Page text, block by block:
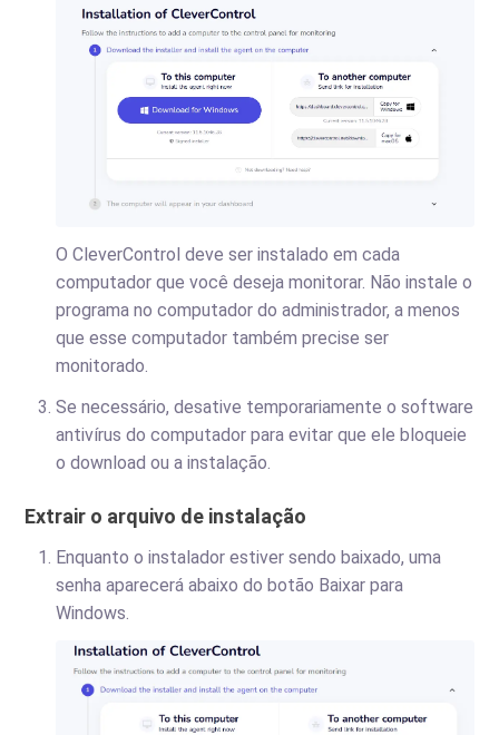
O CleverControl deve ser instalado em cada
computador que você deseja monitorar. Não instale o
programa no computador do administrador, a menos
que esse computador também precise ser
monitorado.
Se necessário, desative temporariamente o software
antivírus do computador para evitar que ele bloqueie
o download ou a instalação.
Extrair o arquivo de instalação
Enquanto o instalador estiver sendo baixado, uma
senha aparecerá abaixo do botão Baixar para
Windows.